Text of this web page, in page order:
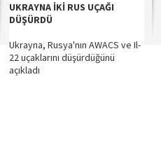
UKRAYNA İKİ RUS UÇAĞI
DÜŞÜRDÜ
Ukrayna, Rusya'nın AWACS ve Il-
22 uçaklarını düşürdüğünü
açıkladı